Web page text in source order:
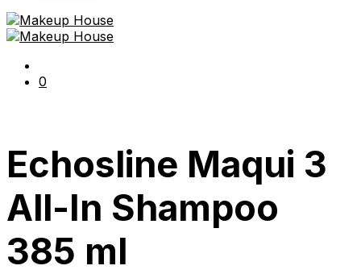
0
Echosline Maqui 3
All-In Shampoo
385 ml